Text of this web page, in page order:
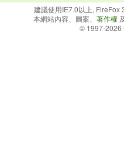
建議使用IE7.0以上,
本網站內容、圖案、 著作權
© 1997-2026